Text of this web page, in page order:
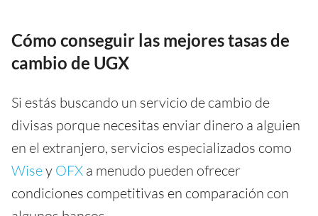
Cómo conseguir las mejores tasas de
cambio de UGX
Si estás buscando un servicio de cambio de
divisas porque necesitas enviar dinero a alguien
en el extranjero, servicios especializados como
Wisey OFX a menudo pueden ofrecer
condiciones competitivas en comparación con